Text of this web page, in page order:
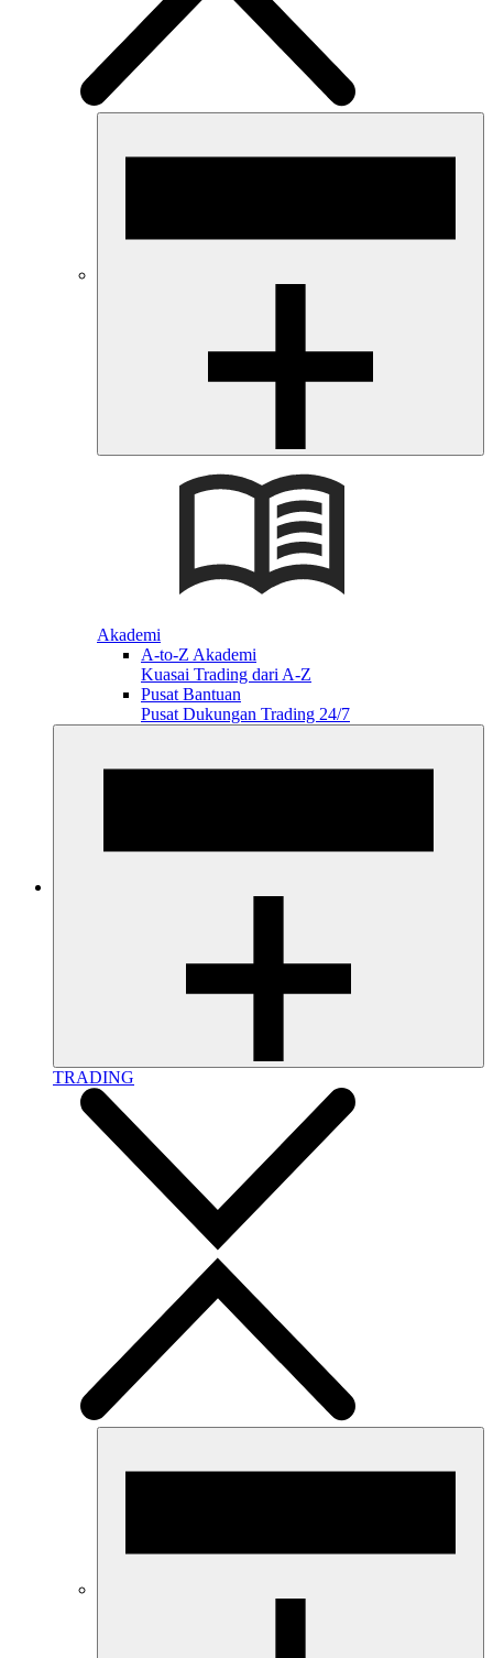
Akademi
A-to-Z Akademi
Kuasai Trading dari A-Z
Pusat Bantuan
Pusat Dukungan Trading 24/7
TRADING